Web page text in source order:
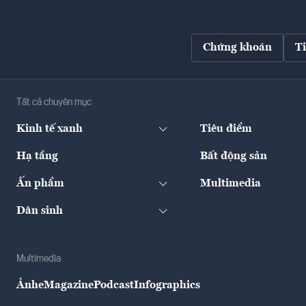
Chứng khoán
Tất cả chuyên mục
Kinh tế xanh Tiêu điểm
Hạ tầng Bất động sản
Ấn phẩm Multimedia
Dân sinh
Multimedia
ẢnheMagazinePodcastInfographics